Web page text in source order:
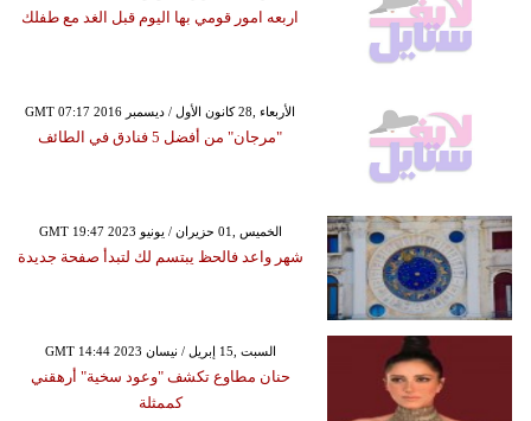
اربعه امور قومي بها اليوم قبل الغد مع طفلك
GMT 07:17 2016 الأربعاء ,28 كانون الأول / ديسمبر
"مرجان" من أفضل 5 فنادق في الطائف
GMT 19:47 2023 الخميس ,01 حزيران / يونيو
شهر واعد فالحظ يبتسم لك لتبدأ صفحة جديدة
GMT 14:44 2023 السبت ,15 إبريل / نيسان
حنان مطاوع تكشف "وعود سخية" أرهقني
كممثلة